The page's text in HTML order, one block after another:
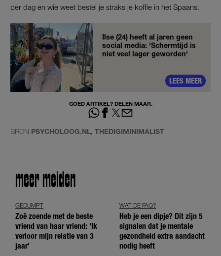
per dag en wie weet bestel je straks je koffie in het Spaans.
Ilse (24) heeft al jaren geen
social media: 'Schermtijd is
niet veel lager geworden'
LEES MEER
GOED ARTIKEL? DELEN MAAR.
BRON PSYCHOLOOG.NL, THEDIGIMINIMALIST
meer meiden
GEDUMPT
Zoë zoende met de beste
vriend van haar vriend: 'Ik
verloor mijn relatie van 3
jaar'
WAT DE FAQ?
Heb je een dipje? Dit zijn 5
signalen dat je mentale
gezondheid extra aandacht
nodig heeft